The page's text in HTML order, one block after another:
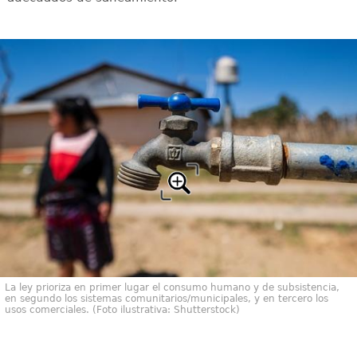
La ley prioriza en primer lugar el consumo humano y de subsistencia,
en segundo los sistemas comunitarios/municipales, y en tercero los
usos comerciales. (Foto ilustrativa: Shutterstock)